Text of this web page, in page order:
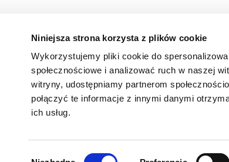
Niniejsza strona korzysta z plików cookie
Wykorzystujemy pliki cookie do
społecznościowe i analizować ruch w naszej
witryny, udostępniamy partnerom
połączyć te informacje z innymi danymi
ich usług.
Mapa serwisu
Kanały RSS
Porady